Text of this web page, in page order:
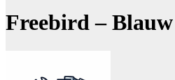
Freebird –